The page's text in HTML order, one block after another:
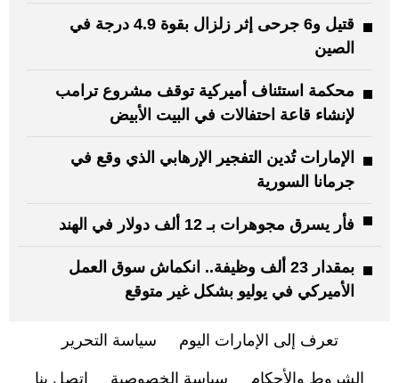
قتيل و6 جرحى إثر زلزال بقوة 4.9 درجة في
الصين
محكمة استئناف أميركية توقف مشروع ترامب
لإنشاء قاعة احتفالات في البيت الأبيض
الإمارات تُدين التفجير الإرهابي الذي وقع في
جرمانا السورية
فأر يسرق مجوهرات بـ 12 ألف دولار في الهند
بمقدار 23 ألف وظيفة.. انكماش سوق العمل
الأميركي في يوليو بشكل غير متوقع
تعرف إلى الإمارات اليوم سياسة التحرير
الشروط والأحكام سياسة الخصوصية اتصل بنا